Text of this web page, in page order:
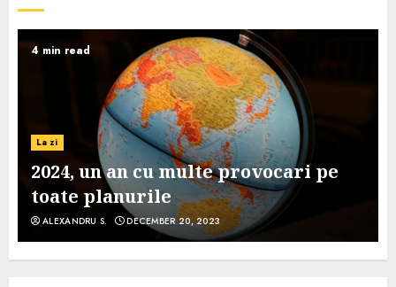
4 min read
La zi
2024, un an cu multe provocari pe
toate planurile
ALEXANDRU S. DECEMBER 20, 2023